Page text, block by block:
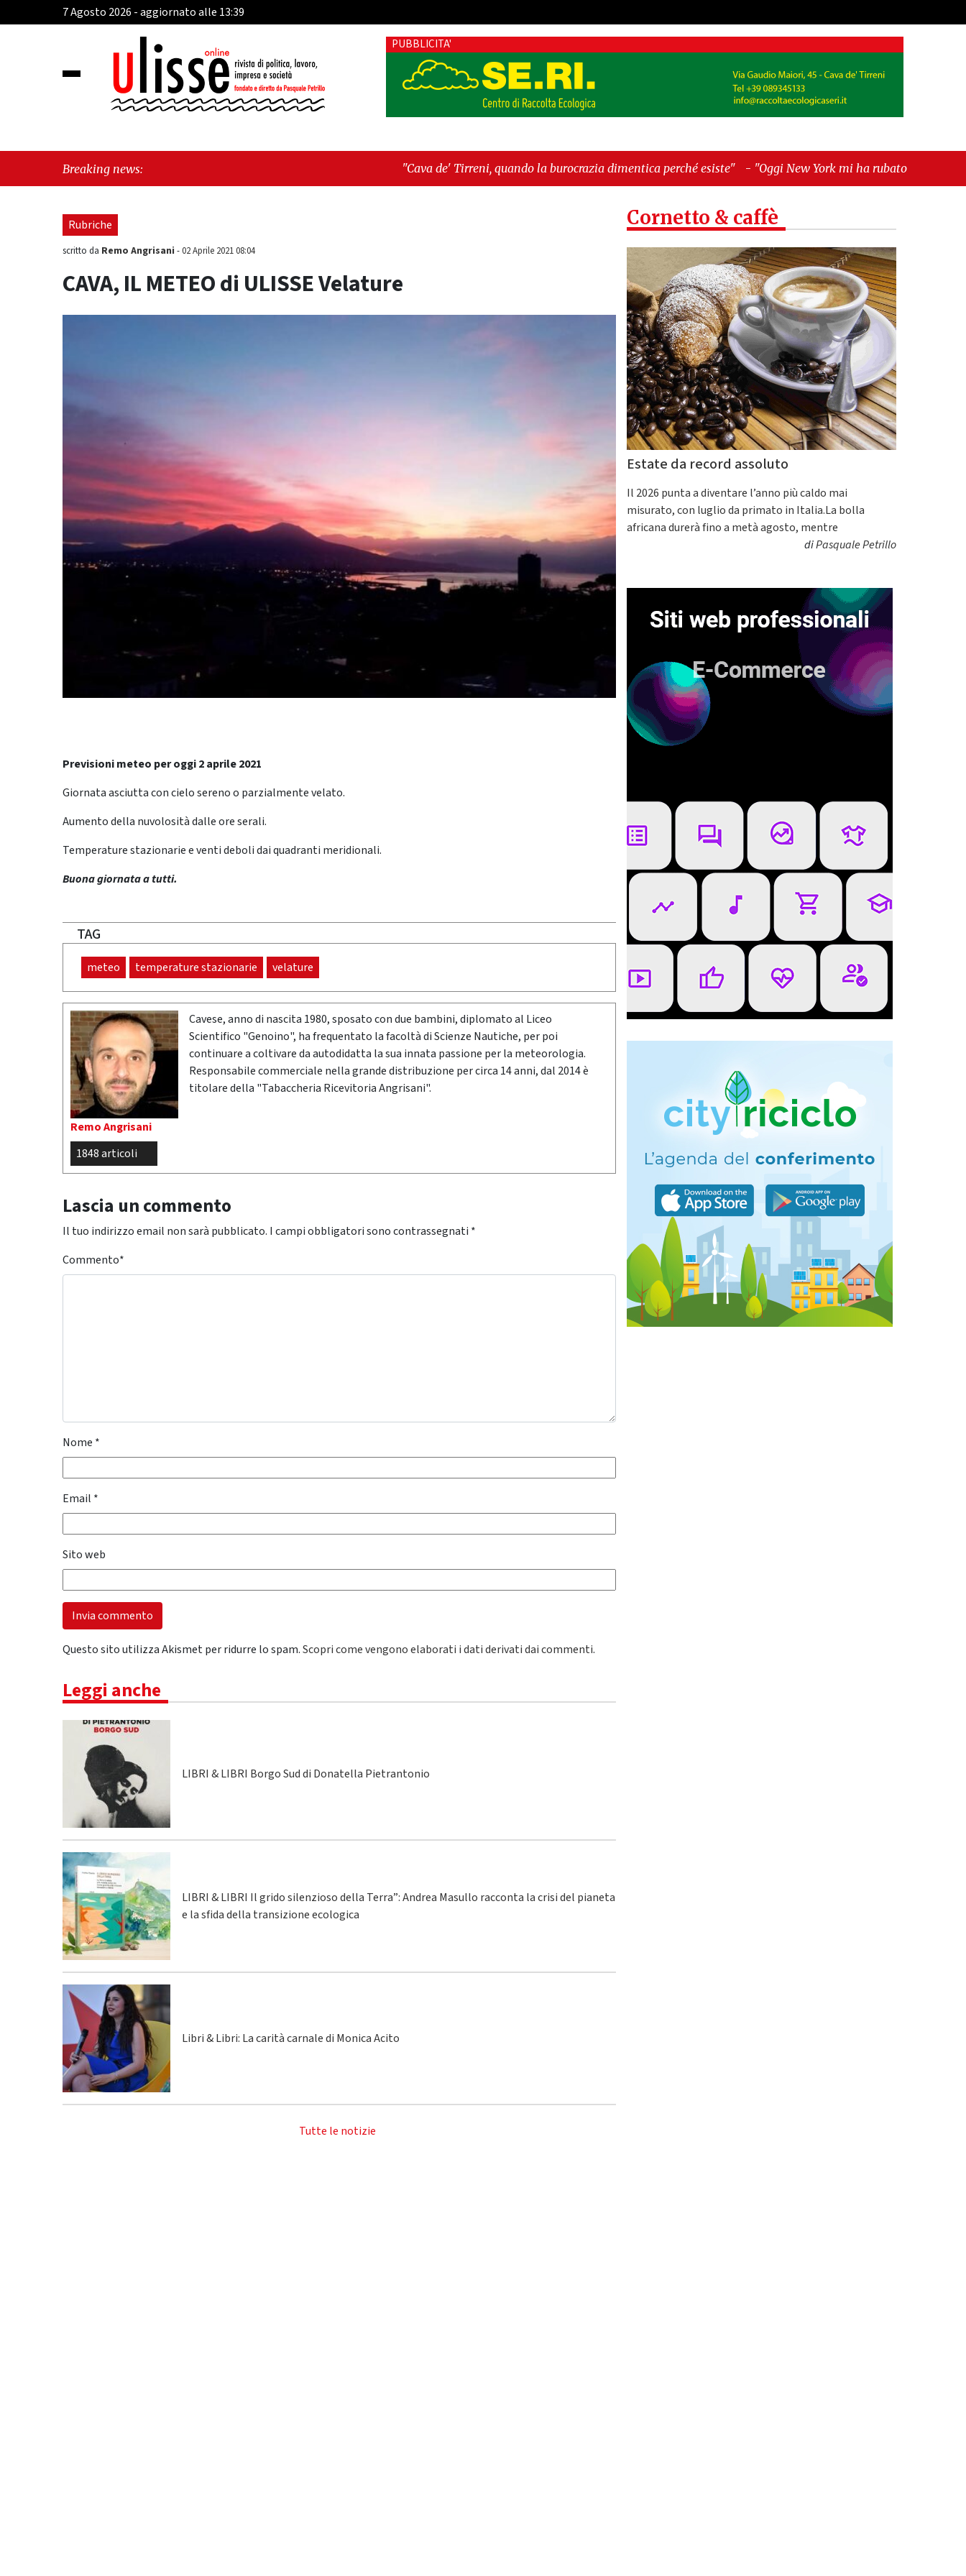
7 Agosto 2026 - aggiornato alle 13:39
PUBBLICITA'
Breaking news: "Cava de' Tirreni, quando la burocrazia dimentica perché esiste" -"Oggi New York mi ha rubato il cuore. Ancora"
Rubriche
scritto da Remo Angrisani -02 Aprile 2021 08:04
CAVA, IL METEO di ULISSE Velature
Previsioni meteo per oggi 2 aprile 2021
Giornata asciutta con cielo sereno o parzialmente velato.
Aumento della nuvolosità dalle ore serali.
Temperature stazionarie e venti deboli dai quadranti meridionali.
Buona giornata a tutti.
TAG
meteo temperature stazionarie velature
Remo Angrisani
1848 articoli
Cavese, anno di nascita 1980, sposato con due bambini, diplomato al Liceo
Scientifico "Genoino", ha frequentato la facoltà di Scienze Nautiche, per poi
continuare a coltivare da autodidatta la sua innata passione per la meteorologia.
Responsabile commerciale nella grande distribuzione per circa 14 anni, dal 2014 è
titolare della "Tabaccheria Ricevitoria Angrisani".
Lascia un commento
Il tuo indirizzo email non sarà pubblicato. I campi obbligatori sono contrassegnati *
Commento*
Nome *
Email *
Sito web
Questo sito utilizza Akismet per ridurre lo spam.Scopri come vengono elaborati i dati derivati dai commenti.
Leggi anche
LIBRI & LIBRI Borgo Sud di Donatella Pietrantonio
LIBRI & LIBRI Il grido silenzioso della Terra”: Andrea Masullo racconta la crisi del pianeta
e la sfida della transizione ecologica
Libri & Libri: La carità carnale di Monica Acito
Tutte le notizie
Cornetto & caffè
Estate da record assoluto
Il 2026 punta a diventare l’anno più caldo mai
misurato, con luglio da primato in Italia.La bolla
africana durerà fino a metà agosto, mentre
diPasquale Petrillo